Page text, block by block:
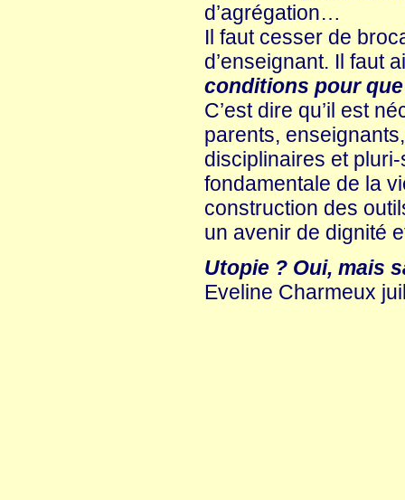
d’agrégation…
Il faut cesser de
d’enseignant. Il faut
conditions pour
C’est dire qu’il est
parents,
disciplinaires et
fondamentale de la
construction des
un avenir de dignité
Utopie ? Oui, mais
Eveline Charmeux